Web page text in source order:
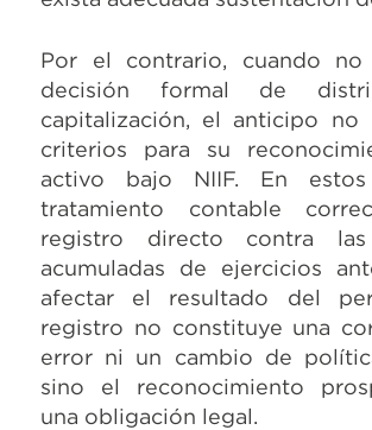
Por el contrario, cuando no
decisión formal de
capitalización, el anticipo no
criterios para su
activo bajo NIIF. En
tratamiento contable
registro directo contra las
acumuladas de ejercicios
afectar el resultado del
registro no constituye una
error ni un cambio de
sino el reconocimiento
una obligación legal.